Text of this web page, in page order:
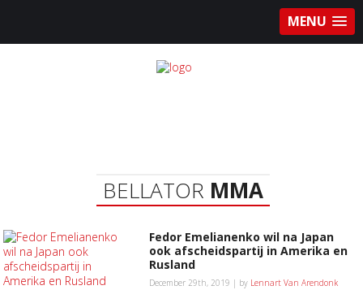
MENU
BELLATOR MMA
Fedor Emelianenko wil na Japan
ook afscheidspartij in Amerika en
Rusland
December 29th, 2019 | by Lennart Van Arendonk